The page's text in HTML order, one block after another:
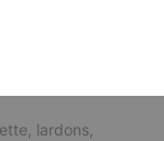
lardons,